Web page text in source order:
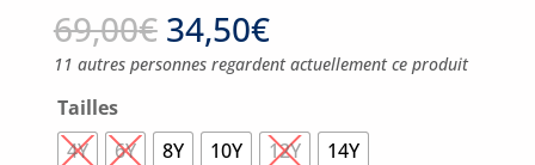
69,00€ 34,50€
11 autres personnes regardent actuellement ce produit
Tailles
4Y
6Y 8Y 10Y 12Y 14Y